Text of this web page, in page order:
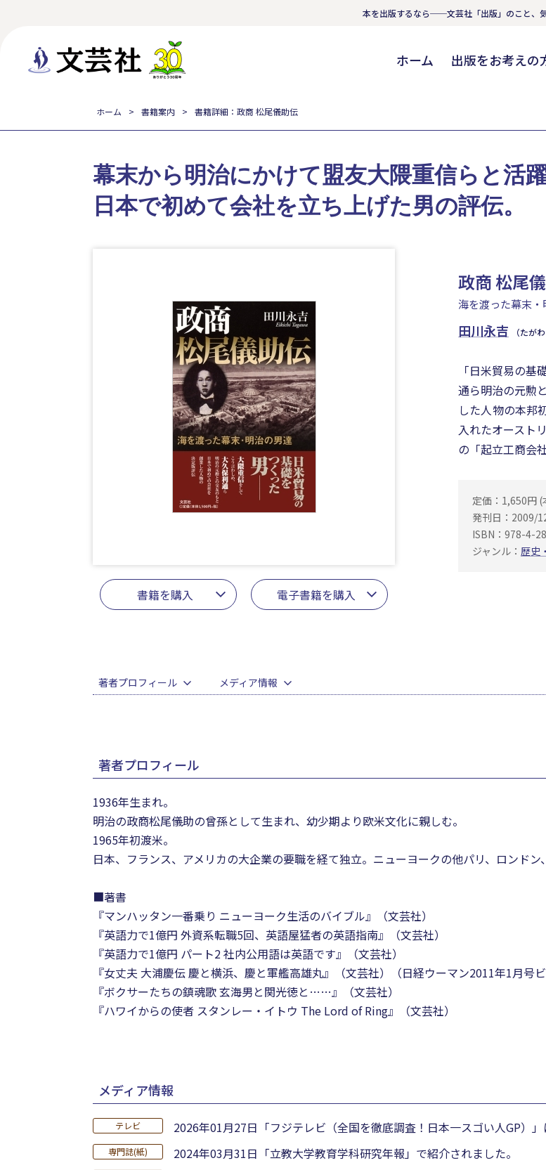
本を出版するなら──文芸社「出版」のこと、気
ホーム 出版をお考えの
ホーム 書籍案内 書籍詳細：政商 松尾儀助伝
政商 松尾
海を渡った幕末
田川永吉 （たが
書籍を購入 電子書籍を購入
幕末から明治にかけて盟友大隈重信らと活躍
日本で初めて会社を立ち上げた男の評伝。
「日米貿易の
通ら明治の元勲
した人物の本邦
入れたオースト
の「起立工商会
定価：1,650円
発刊日：2009/
ISBN：978-4-
ジャンル： 歴史
著者プロフィール メディア情報
著者プロフィール
1936年生まれ。
明治の政商松尾儀助の曾孫として生まれ、幼少期より欧米文化に親しむ。
1965年初渡米。
日本、フランス、アメリカの大企業の要職を経て独立。ニューヨークの他パリ、ロンド
■著書
『マンハッタン一番乗り ニューヨーク生活のバイブル』（文芸社）
『英語力で1億円 外資系転職5回、英語屋猛者の英語指南』（文芸社）
『英語力で1億円 パート2 社内公用語は英語です』（文芸社）
『女丈夫 大浦慶伝 慶と横浜、慶と軍艦高雄丸』（文芸社）（日経ウーマン2011年1月号
『ボクサーたちの鎮魂歌 玄海男と関光徳と……』（文芸社）
『ハワイからの使者 スタンレー・イトウ The Lord of Ring』（文芸社）
メディア情報
テレビ 2026年01月27日 「フジテレビ（全国を徹底調査！日本一スゴい人GP）
専門誌(紙) 2024年03月31日 「立教大学教育学科研究年報」で紹介されました。